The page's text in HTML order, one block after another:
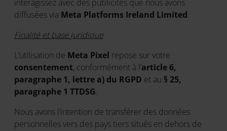
interagissez avec des publicités que nous avons
diffusées via Meta Platforms Ireland Limited.
Finalité et base juridique
L’utilisation de Meta Pixel repose sur votre
consentement, conformément à l’article 6,
paragraphe 1, lettre a) du RGPD et au § 25,
paragraphe 1 TTDSG.
Nous avons l’intention de transférer des données
personnelles vers des pays tiers situés en dehors de